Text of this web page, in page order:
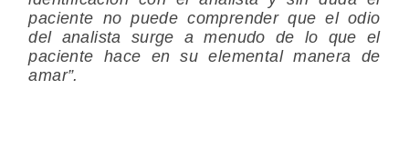
paciente no puede comprender que el odio
del analista surge a menudo de lo que el
paciente hace en su elemental manera de
amar”.